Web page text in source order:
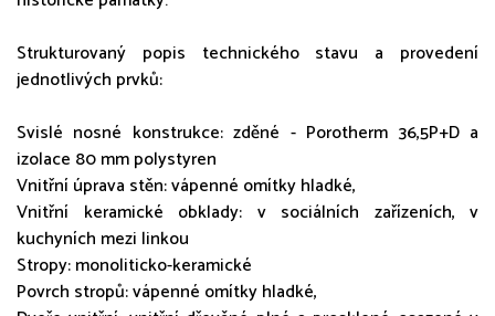
Strukturovaný popis technického stavu a provedení
jednotlivých prvků:
Svislé nosné konstrukce: zděné - Porotherm 36,5P+D a
izolace 80 mm polystyren
Vnitřní úprava stěn: vápenné omítky hladké,
Vnitřní keramické obklady: v sociálních zařízeních, v
kuchyních mezi linkou
Stropy: monoliticko-keramické
Povrch stropů: vápenné omítky hladké,